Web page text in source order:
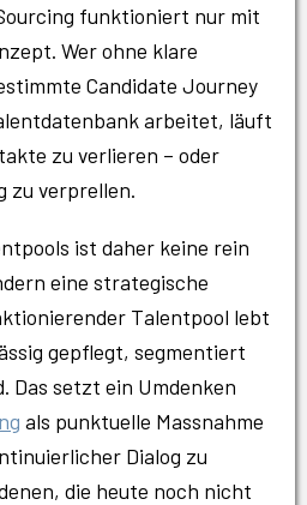
funktioniert nur mit
Wer ohne klare
Candidate Journey
arbeitet, läuft
zu verlieren – oder
zu verprellen.
ist daher keine rein
eine strategische
Talentpool lebt
gepflegt, segmentiert
Das setzt ein Umdenken
als punktuelle Massnahme
Dialog zu
die heute noch nicht